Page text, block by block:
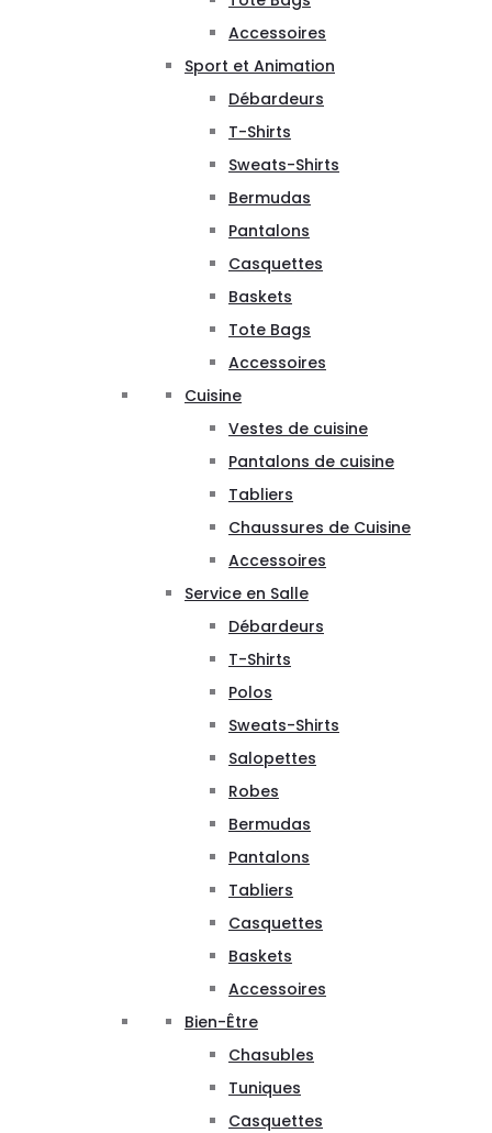
Accessoires
Sport et Animation
Débardeurs
T-Shirts
Sweats-Shirts
Bermudas
Pantalons
Casquettes
Baskets
Tote Bags
Accessoires
Cuisine
Vestes de cuisine
Pantalons de cuisine
Tabliers
Chaussures de Cuisine
Accessoires
Service en Salle
Débardeurs
T-Shirts
Polos
Sweats-Shirts
Salopettes
Robes
Bermudas
Pantalons
Tabliers
Casquettes
Baskets
Accessoires
Bien-Être
Chasubles
Tuniques
Casquettes